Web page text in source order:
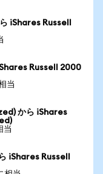
iShares Russell
Russell 2000
当
から iShares
当
iShares Russell